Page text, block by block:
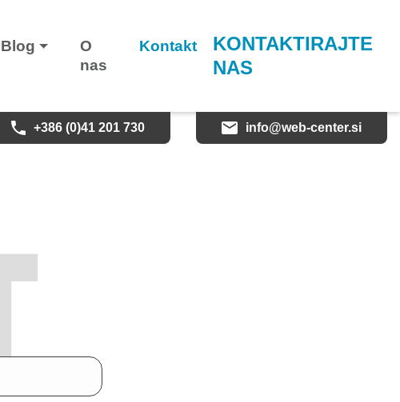
Blog
O
nas
Kontakt
KONTAKTIRAJTE
NAS
+386 (0)41 201 730 info@web-center.si